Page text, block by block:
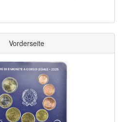
Vorderseite